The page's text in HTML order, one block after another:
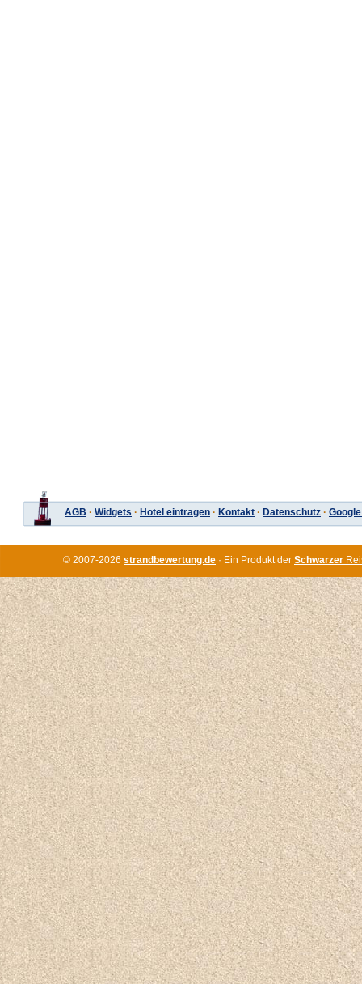
AGB · Widgets · Hotel eintragen · Kontakt · Datenschutz ·
© 2007-2026 strandbewertung.de · Ein Produkt der Schwarzer